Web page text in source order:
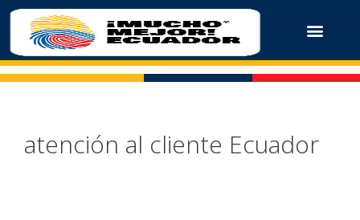
atención al cliente Ecuador